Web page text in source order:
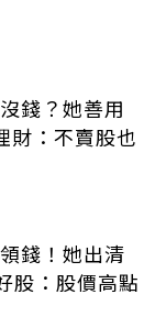
錢？她善用
財：不賣股也
錢！她出清
股：股價高點